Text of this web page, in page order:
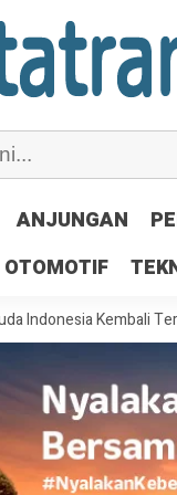
ANJUNGAN
OTOMOTIF
Kembali Terbangi